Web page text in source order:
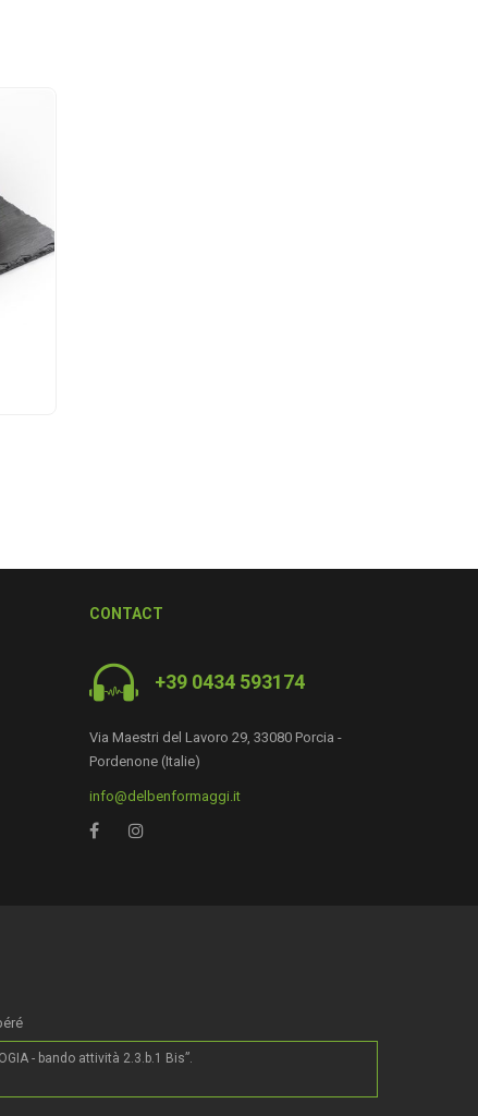
CONTACT
+39 0434 593174
Via Maestri del Lavoro 29, 33080 Porcia -
Pordenone (Italie)
info@delbenformaggi.it
- bando attività 2.3.b.1 Bis”.